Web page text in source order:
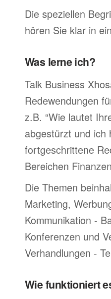
Die speziellen
hören Sie klar in
Was lerne ich?
Talk Business
Redewendungen
z.B. “Wie lautet
abgestürzt und ich
fortgeschrittene
Bereichen
Die Themen
Marketing,
Kommunikation -
Konferenzen und
Verhandlungen -
Wie funktioniert